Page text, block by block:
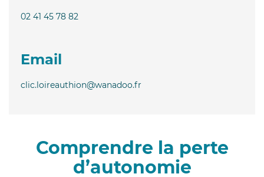
02 41 45 78 82
Email
clic.loireauthion@wanadoo.fr
Comprendre la perte
d’autonomie